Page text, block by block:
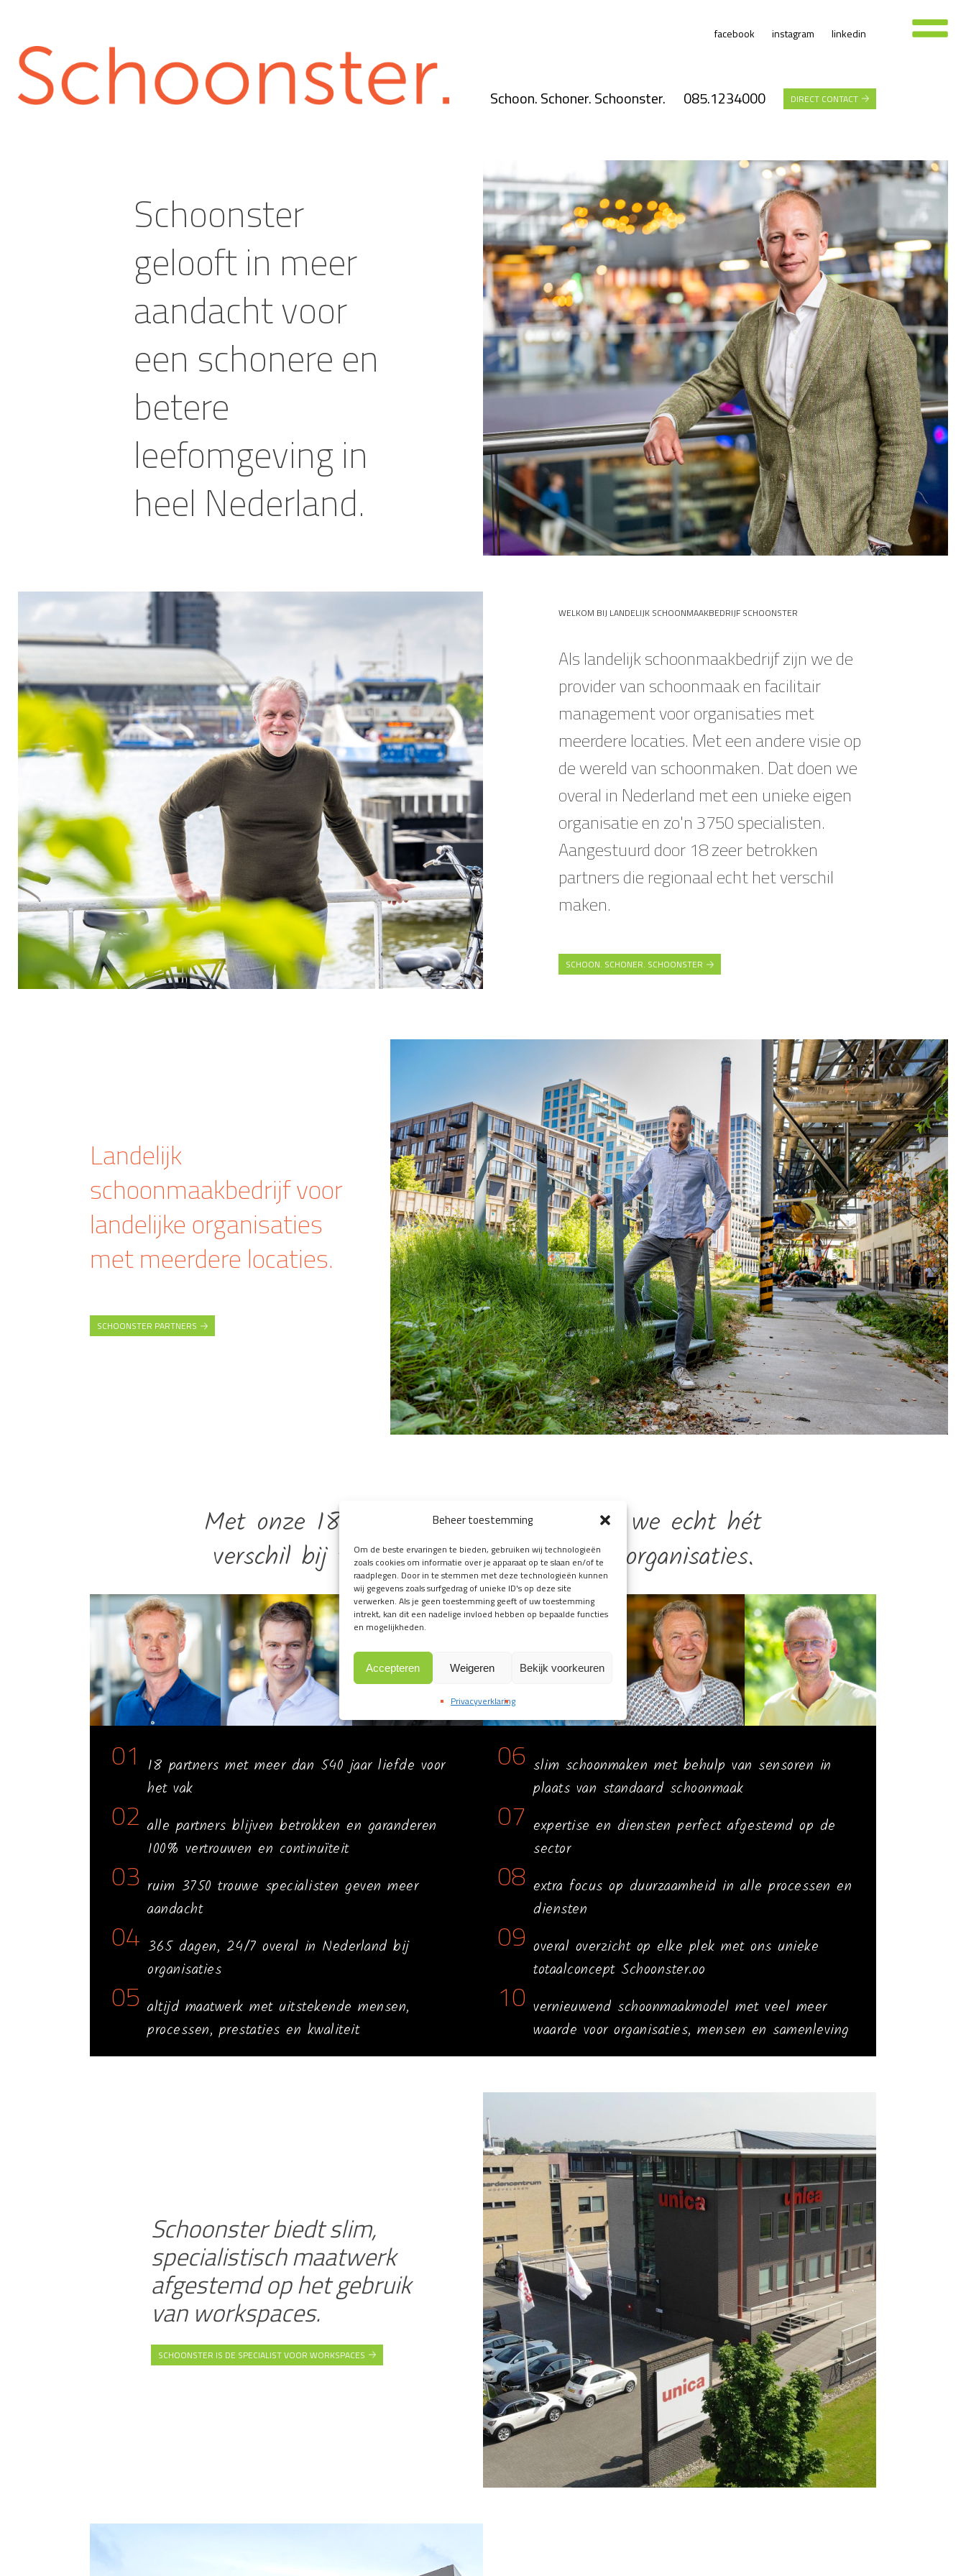
Beheer toestemming
Om de beste ervaringen te bieden, gebruiken wij technologieën
zoals cookies om informatie over je apparaat op te slaan en/of te
raadplegen. Door in te stemmen met deze technologieën kunnen
wij gegevens zoals surfgedrag of unieke ID's op deze site
verwerken. Als je geen toestemming geeft of uw toestemming
intrekt, kan dit een nadelige invloed hebben op bepaalde functies
en mogelijkheden.
Accepteren Weigeren Bekijk voorkeuren
Privacyverklaring
facebook instagram linkedin
Schoon. Schoner. Schoonster. 085.1234000 DIRECT CONTACT
Schoonster
gelooft in meer
aandacht voor
een schonere en
betere
leefomgeving in
heel Nederland.
WELKOM BIJ LANDELIJK SCHOONMAAKBEDRIJF SCHOONSTER
Als landelijk schoonmaakbedrijf zijn we de
provider van schoonmaak en facilitair
management voor organisaties met
meerdere locaties. Met een andere visie op
de wereld van schoonmaken. Dat doen we
overal in Nederland met een unieke eigen
organisatie en zo'n 3750 specialisten.
Aangestuurd door 18 zeer betrokken
partners die regionaal echt het verschil
maken.
SCHOON. SCHONER. SCHOONSTER
Landelijk
schoonmaakbedrijf voor
landelijke organisaties
met meerdere locaties.
SCHOONSTER PARTNERS
Met onze 18 regionale partners maken we echt hét
verschil bij toonaangevende landelijke organisaties.
01 18 partners met meer dan 540 jaar liefde voor
het vak
02 alle partners blijven betrokken en garanderen
100% vertrouwen en continuïteit
03 ruim 3750 trouwe specialisten geven meer
aandacht
04 365 dagen, 24/7 overal in Nederland bij
organisaties
05 altijd maatwerk met uitstekende mensen,
processen, prestaties en kwaliteit
06 slim schoonmaken met behulp van sensoren in
plaats van standaard schoonmaak
07 expertise en diensten perfect afgestemd op de
sector
08 extra focus op duurzaamheid in alle processen en
diensten
09 overal overzicht op elke plek met ons unieke
totaalconcept Schoonster.oo
10 vernieuwend schoonmaakmodel met veel meer
waarde voor organisaties, mensen en samenleving
Schoonster biedt slim,
specialistisch maatwerk
afgestemd op het gebruik
van workspaces.
SCHOONSTER IS DE SPECIALIST VOOR WORKSPACES